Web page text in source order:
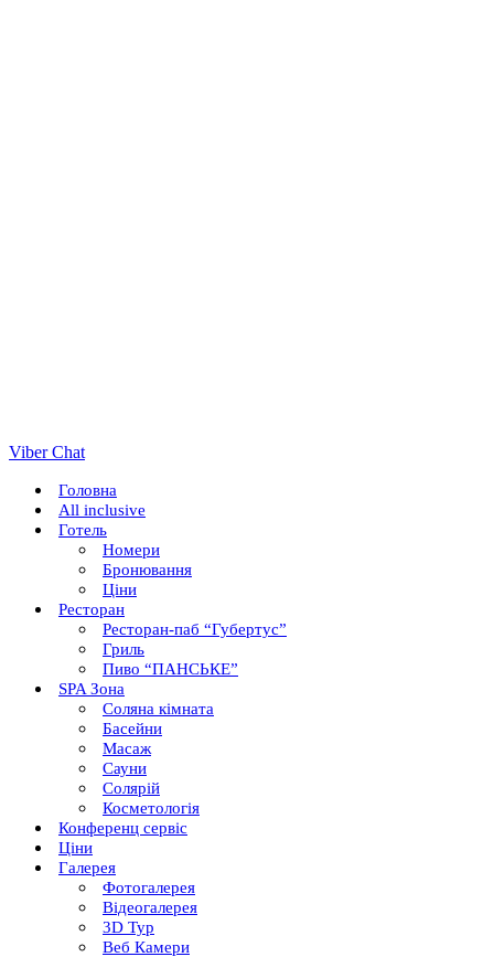
Viber Chat
Головна
All inclusive
Готель
Номери
Бронювання
Ціни
Ресторан
Ресторан-паб “Губертус”
Гриль
Пиво “ПАНСЬКЕ”
SPA Зона
Соляна кімната
Басейни
Масаж
Сауни
Солярій
Косметологія
Конференц сервіс
Ціни
Галерея
Фотогалерея
Відеогалерея
3D Тур
Веб Камери